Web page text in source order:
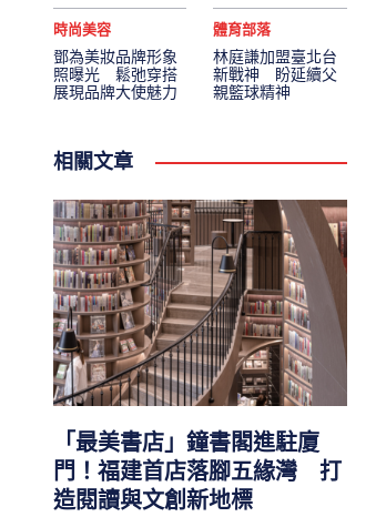
時尚美容
鄧為美妝品牌形象
照曝光 鬆弛穿搭
展現品牌大使魅力
體育部落
林庭謙加盟臺北台
新戰神 盼延續父
親籃球精神
相關文章
「最美書店」鐘書閣進駐廈
門！福建首店落腳五緣灣 打
造閱讀與文創新地標